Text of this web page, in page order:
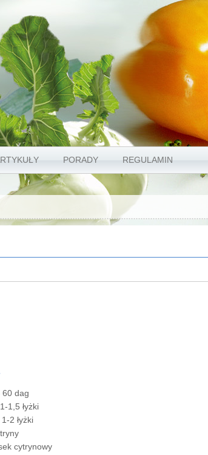
PORADY REGULAMIN
60 dag
1,5 łyżki
2 łyżki
cytrynowy